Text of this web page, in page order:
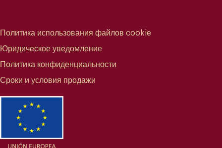
Политика использования файлов cookie
Юридическое уведомление
Политика конфиденциальности
Сроки и условия продажи